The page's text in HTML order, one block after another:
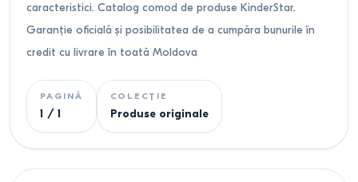
caracteristici. Catalog comod de produse KinderStar.
Garanție oficială și posibilitatea de a cumpăra bunurile în
credit cu livrare în toată Moldova
PAGINĂ
1 / 1
COLECȚIE
Produse originale